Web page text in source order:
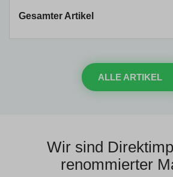
Gesamter Artikel
ALLE ARTIKEL
Wir sind
renommierter